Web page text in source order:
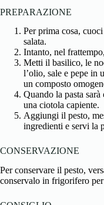
PREPARAZIONE
Per prima cosa,
salata.
Intanto, nel
Metti il basilico, le
l’olio, sale e pepe in
un composto
Quando la pasta
una ciotola capiente.
Aggiungi il pesto,
ingredienti e servi la
CONSERVAZIONE
Per conservare il pesto,
conservalo in frigorifero